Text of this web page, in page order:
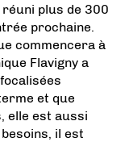
réuni plus de 300
prochaine.
commencera à
Flavigny a
et que
elle est aussi
il est